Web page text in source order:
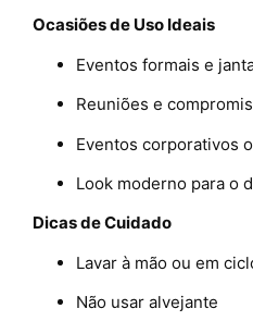
Ocasiões de Uso Ideais
Eventos formais e
Reuniões e
Eventos corporativos
Look moderno para o
Dicas de Cuidado
Lavar à mão ou em
Não usar alvejante